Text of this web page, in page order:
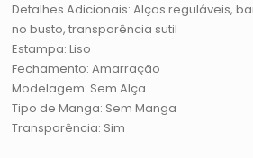
Detalhes Adicionais: Alças reguláveis,
no busto, transparência sutil
Estampa: Liso
Fechamento: Amarração
Modelagem: Sem Alça
Tipo de Manga: Sem Manga
Transparência: Sim